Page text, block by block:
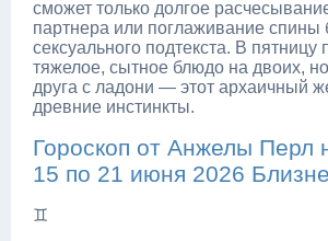
сможет только долгое
партнера или поглаживание спины
сексуального подтекста. В пятницу
тяжелое, сытное блюдо на двоих,
друга с ладони — этот архаичный
древние инстинкты.
Гороскоп от Анжелы Перл
15 по 21 июня 2026
♊